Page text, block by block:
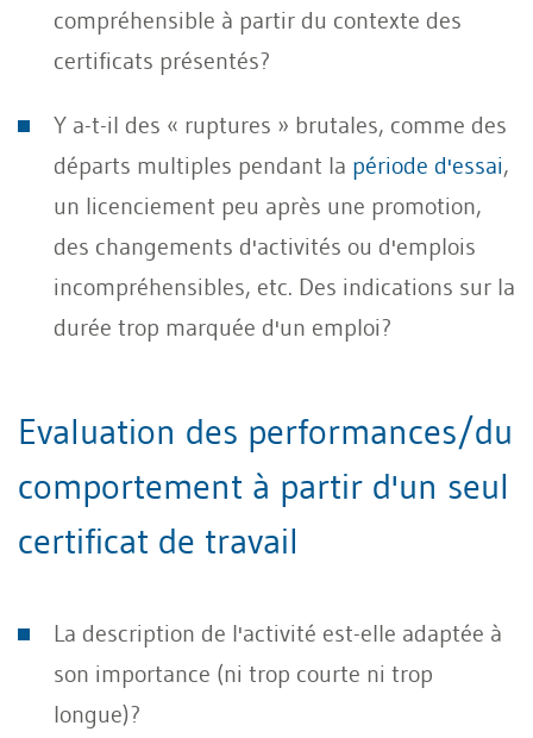
compréhensible à partir du contexte des
certificats présentés?
Y a-t-il des « ruptures » brutales, comme des
départs multiples pendant la période d'essai,
un licenciement peu après une promotion,
des changements d'activités ou d'emplois
incompréhensibles, etc. Des indications sur la
durée trop marquée d'un emploi?
Evaluation des performances/du
comportement à partir d'un seul
certificat de travail
La description de l'activité est-elle adaptée à
son importance (ni trop courte ni trop
longue)?